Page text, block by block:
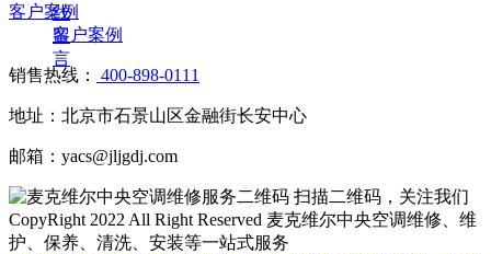
线
留
言
客户案例
客户案例
销售热线： 400-898-0111
地址：北京市石景山区金融街长安中心
邮箱：yacs@jljgdj.com
扫描二维码，关注我们
CopyRight 2022 All Right Reserved 麦克维尔中央空调维修、维
护、保养、清洗、安装等一站式服务